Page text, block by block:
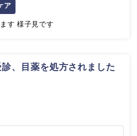
ア
す 様子見です
、目薬を処方されました